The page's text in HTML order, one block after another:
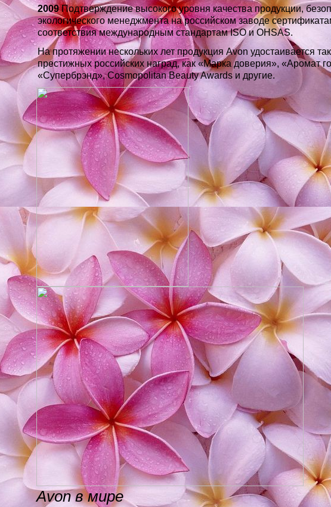
2009Подтверждение высокого уровня качества продукции,
экологического менеджмента на российском заводе
соответствия международным стандартам ISO и OHSAS.
На протяжении нескольких лет продукция Avon удостаивается
престижных российских наград, как «Марка доверия», «Аромат
«Супербрэнд», Cosmopolitan Beauty Awards и другие.
Avon в мире